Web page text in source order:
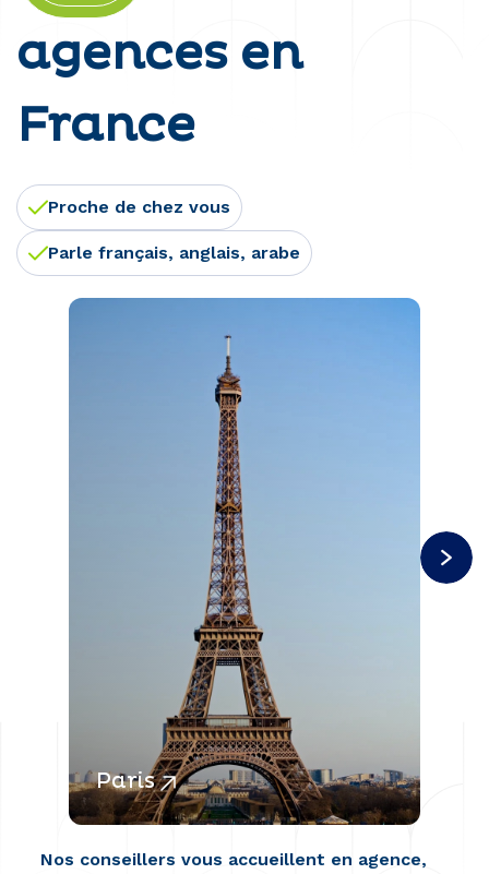
agences en
France
Proche de chez vous
Parle français, anglais, arabe​
Paris
Nos conseillers vous accueillent en agence,